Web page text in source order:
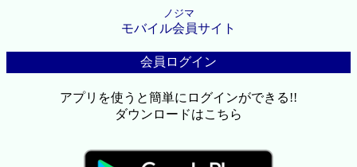
ノジマ
モバイル会員サイト
会員ログイン
アプリを使うと簡単にログインができる!!
ダウンロードはこちら